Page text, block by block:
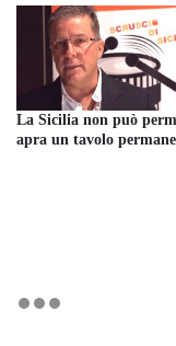
La Sicilia non può
apra un tavolo